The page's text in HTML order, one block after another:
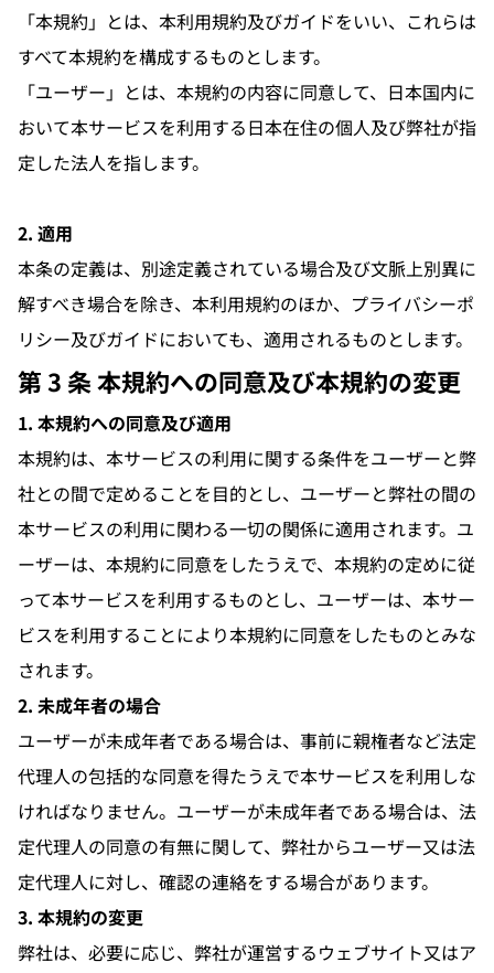
「本規約」とは、本利用規約及びガイドをいい、これらは
すべて本規約を構成するものとします。
「ユーザー」とは、本規約の内容に同意して、日本国内に
おいて本サービスを利用する日本在住の個人及び弊社が指
定した法人を指します。
2. 適用
本条の定義は、別途定義されている場合及び文脈上別異に
解すべき場合を除き、本利用規約のほか、プライバシーポ
リシー及びガイドにおいても、適用されるものとします。
第 3 条 本規約への同意及び本規約の変更
1. 本規約への同意及び適用
本規約は、本サービスの利用に関する条件をユーザーと弊
社との間で定めることを目的とし、ユーザーと弊社の間の
本サービスの利用に関わる一切の関係に適用されます。ユ
ーザーは、本規約に同意をしたうえで、本規約の定めに従
って本サービスを利用するものとし、ユーザーは、本サー
ビスを利用することにより本規約に同意をしたものとみな
されます。
2. 未成年者の場合
ユーザーが未成年者である場合は、事前に親権者など法定
代理人の包括的な同意を得たうえで本サービスを利用しな
ければなりません。ユーザーが未成年者である場合は、法
定代理人の同意の有無に関して、弊社からユーザー又は法
定代理人に対し、確認の連絡をする場合があります。
3. 本規約の変更
弊社は、必要に応じ、弊社が運営するウェブサイト又はア